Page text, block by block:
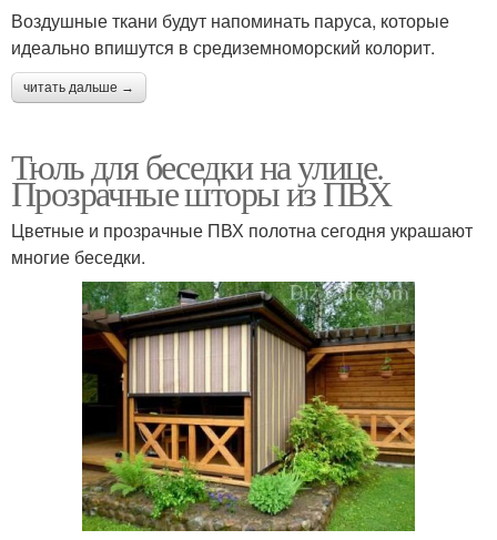
Воздушные ткани будут напоминать паруса, которые
идеально впишутся в средиземноморский колорит.
читать дальше →
Тюль для беседки на улице.
Прозрачные шторы из ПВХ
Цветные и прозрачные ПВХ полотна сегодня украшают
многие беседки.